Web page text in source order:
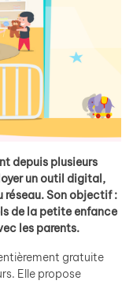
depuis plusieurs
un outil digital,
réseau. Son objectif :
de la petite enfance
les parents.
gratuite
Elle propose